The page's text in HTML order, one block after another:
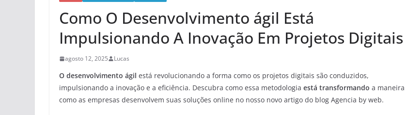
Como O Desenvolvimento ágil Está
Impulsionando A Inovação Em Projetos Digitais
agosto 12, 2025 Lucas
O desenvolvimento ágil está revolucionando a forma como os projetos digitais são conduzidos,
impulsionando a inovação e a eficiência. Descubra como essa metodologia está transformando a maneira
como as empresas desenvolvem suas soluções online no nosso novo artigo do blog Agencia by web.